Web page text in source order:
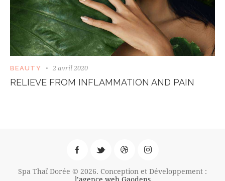
BEAUTY 2 avril 2020
RELIEVE FROM INFLAMMATION AND PAIN
Spa Thaï Dorée © 2026. Conception et Développement :